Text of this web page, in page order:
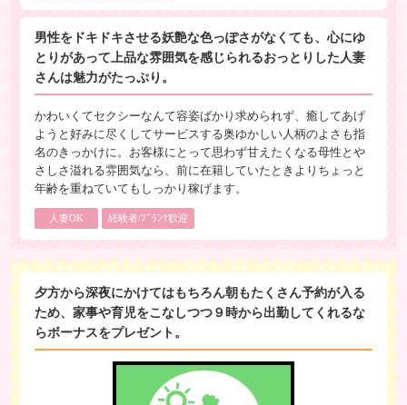
男性をドキドキさせる妖艶な色っぽさがなくても、心にゆ
とりがあって上品な雰囲気を感じられるおっとりした人妻
さんは魅力がたっぷり。
かわいくてセクシーなんて容姿ばかり求められず、癒してあげ
ようと好みに尽くしてサービスする奥ゆかしい人柄のよさも指
名のきっかけに。お客様にとって思わず甘えたくなる母性とや
さしさ溢れる雰囲気なら、前に在籍していたときよりちょっと
年齢を重ねていてもしっかり稼げます。
人妻OK 経験者/ﾌﾞﾗﾝｸ歓迎
夕方から深夜にかけてはもちろん朝もたくさん予約が入る
ため、家事や育児をこなしつつ９時から出勤してくれるな
らボーナスをプレゼント。